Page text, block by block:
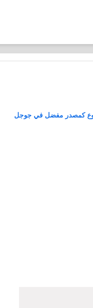
كمصدر مفضل في جوجل